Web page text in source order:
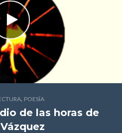
, POESÍA
de las horas de